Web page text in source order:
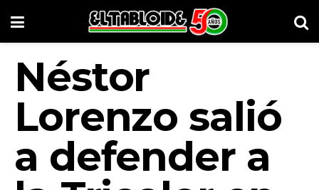
Néstor
Lorenzo salió
a defender a